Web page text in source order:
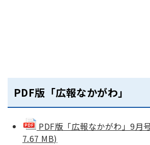
PDF版「広報なかがわ」
PDF版「広報なかがわ」9月
7.67 MB)